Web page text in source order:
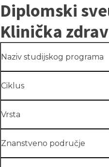
Diplomski
Klinička
Naziv studijskog programa
Ciklus
Vrsta
Znanstveno područje